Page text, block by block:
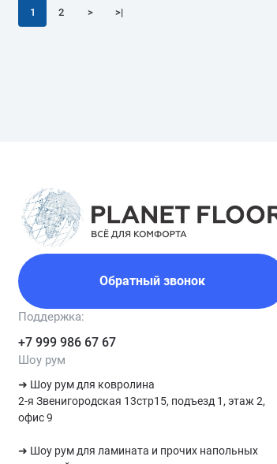
1 2 > >|
Обратный звонок
Поддержка:
+7 999 986 67 67
Шоу рум
➜ Шоу рум для ковролина
2-я Звенигородская 13стр15, подъезд 1, этаж 2,
офис 9
➜ Шоу рум для ламината и прочих напольных